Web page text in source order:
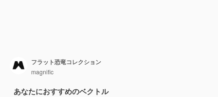
フラット恐竜コレクション
magnific
あなたにおすすめのベクトル